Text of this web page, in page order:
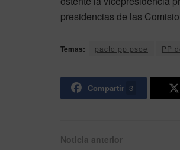
presidencias de las
Temas: pacto pp psoe PP
Compartir 3
Noticia anterior